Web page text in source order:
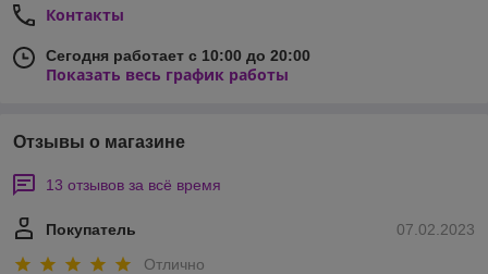
Контакты
Сегодня работает с 10:00 до 20:00
Показать весь график работы
Отзывы о магазине
13 отзывов за всё время
07.02.2023
Покупатель
Отлично